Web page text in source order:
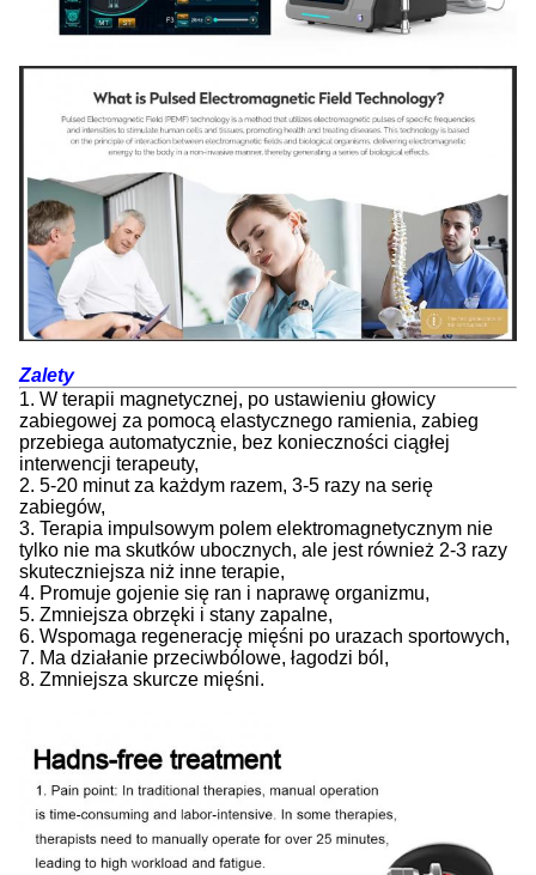
Zalety
1. W terapii magnetycznej, po ustawieniu głowicy
zabiegowej za pomocą elastycznego ramienia, zabieg
przebiega automatycznie, bez konieczności ciągłej
interwencji terapeuty,
2. 5-20 minut za każdym razem, 3-5 razy na serię
zabiegów,
3. Terapia impulsowym polem elektromagnetycznym nie
tylko nie ma skutków ubocznych, ale jest również 2-3 razy
skuteczniejsza niż inne terapie,
4. Promuje gojenie się ran i naprawę organizmu,
5. Zmniejsza obrzęki i stany zapalne,
6. Wspomaga regenerację mięśni po urazach sportowych,
7. Ma działanie przeciwbólowe, łagodzi ból,
8. Zmniejsza skurcze mięśni.